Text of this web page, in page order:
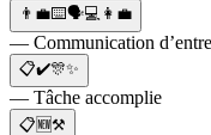
👨‍💼⌨️🗣💻👩‍💼
— Communication
📋✔️🎊✨
— Tâche accomplie
📋🆕⚒️